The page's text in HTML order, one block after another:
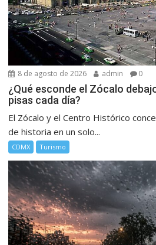
8 de agosto de 2026 admin 0
¿Qué esconde el Zócalo
pisas cada día?
El Zócalo y el Centro Histórico
de historia en un solo...
CDMX Turismo